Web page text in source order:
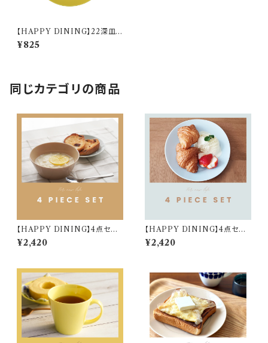
【HAPPY DINING】22深皿
(イエロー)【YMK120】 YMK1
22-355
¥825
同じカテゴリの商品
【HAPPY DINING】4点セット
(ベージュ)【YMK120】 YMK1
24-6
¥2,420
【HAPPY DINING】4点セット
(ブルー)【YMK120】 YMK123
-6
¥2,420